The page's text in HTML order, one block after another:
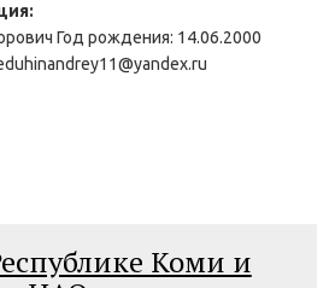
Год рождения: 14.06.2000
Коми и